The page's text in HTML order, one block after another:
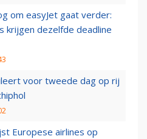
om easyJet gaat verder:
krijgen dezelfde deadline
voor tweede dag op rij
Europese airlines op